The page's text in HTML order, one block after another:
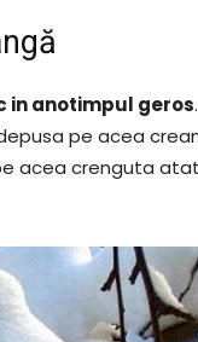
in anotimpul geros
pe acea
acea crenguta